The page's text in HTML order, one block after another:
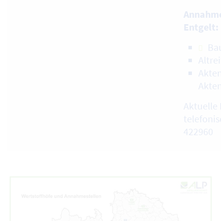
Entgelt:
Aktuelle
422960